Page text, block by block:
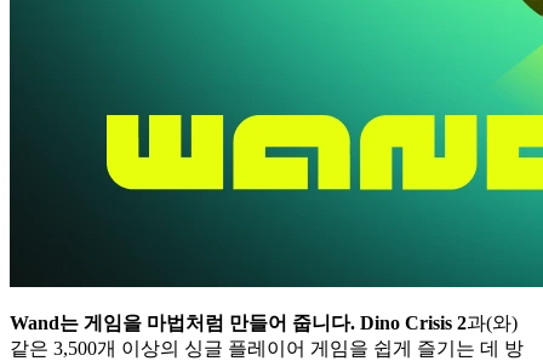
Wand는 게임을 마법처럼 만들어 줍니다. Dino Crisis 2과(와)
같은 3,500개 이상의 싱글 플레이어 게임을 쉽게 즐기는 데 방